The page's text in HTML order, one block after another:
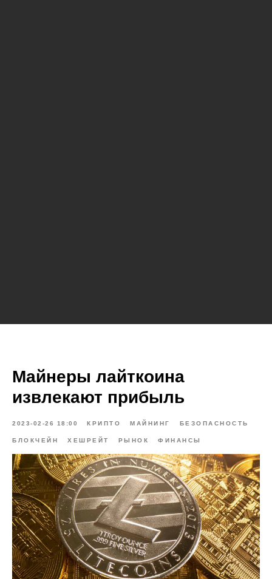
Майнеры лайткоина
извлекают прибыль
2023-02-26 18:00 КРИПТО МАЙНИНГ БЕЗОПАСНОСТЬ
БЛОКЧЕЙН ХЕШРЕЙТ РЫНОК ФИНАНСЫ